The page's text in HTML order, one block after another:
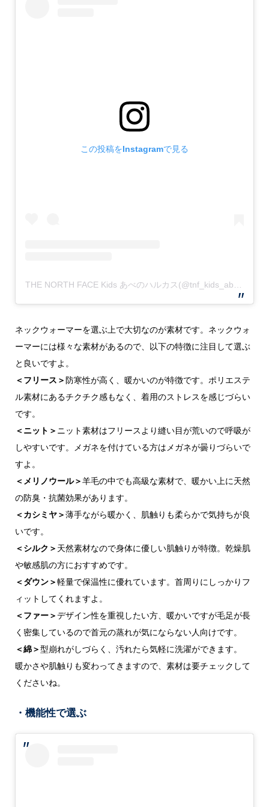
この投稿をInstagramで見る
ネックウォーマーを選ぶ上で大切なのが素材です。ネックウォ
ーマーには様々な素材があるので、以下の特徴に注目して選ぶ
と良いですよ。
＜フリース＞防寒性が高く、暖かいのが特徴です。ポリエステ
ル素材にあるチクチク感もなく、着用のストレスを感じづらい
です。
＜ニット＞ ニット素材はフリースより縫い目が荒いので呼吸が
しやすいです。メガネを付けている方はメガネが曇りづらいで
すよ。
＜メリノウール＞羊毛の中でも高級な素材で、暖かい上に天然
の防臭・抗菌効果があります。
＜カシミヤ＞薄手ながら暖かく、肌触りも柔らかで気持ちが良
いです。
＜シルク＞ 天然素材なので身体に優しい肌触りが特徴。乾燥肌
や敏感肌の方におすすめです。
＜ダウン＞軽量で保温性に優れています。首周りにしっかりフ
ィットしてくれますよ。
＜ファー＞デザイン性を重視したい方、暖かいですが毛足が長
く密集しているので首元の蒸れが気にならない人向けです。
＜綿＞型崩れがしづらく、汚れたら気軽に洗濯ができます。
暖かさや肌触りも変わってきますので、素材は要チェックして
くださいね。
・機能性で選ぶ